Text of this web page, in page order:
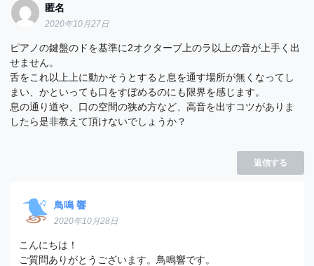
匿名
2020年10月27日
ピアノの鍵盤のドを基準に2オクターブ上のラ以上の音が上手く出
せません。
舌をこれ以上上に動かそうとすると息を通す場所が無くなってし
まい、かといっても口をすぼめるのにも限界を感じます。
息の通り道や、口の空間の狭め方など、高音を出すコツがありま
したら是非教えて頂けないでしょうか？
返信する
鳥鳴 響
2020年10月28日
こんにちは！
ご質問ありがとうございます。鳥鳴響です。